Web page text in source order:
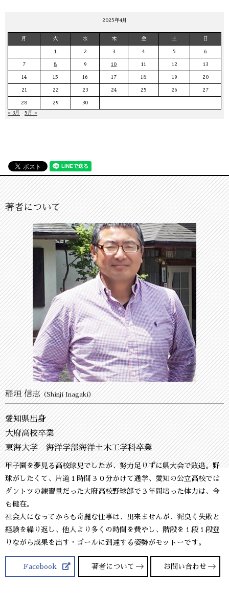
2025年4月
月 火 水 木 金 土 日
1 2 3 4 5 6
7 8 9 10 11 12 13
14 15 16 17 18 19 20
21 22 23 24 25 26 27
28 29
30
« 3月
5月 »
著者について
稲垣 信志（Shinji Inagaki）
愛知県出身
大府高校卒業
東海大学 海洋学部海洋土木工学科卒業
甲子園を夢見る高校球児でしたが、努力足りずに県大会で敗退。野
球がしたくて、片道１時間３０分かけて通学、愛知の公立高校では
ダントツの練習量だった大府高校野球部で３年間培った体力は、今
も健在。
社会人になってからも奇麗な仕事は、出来ませんが、泥臭く失敗と
経験を繰り返し、他人より多くの時間を費やし、階段を１段１段登
りながら成果を出す・ゴールに到達する姿勢がモットーです。
Facebook 著者について お問い合わせ